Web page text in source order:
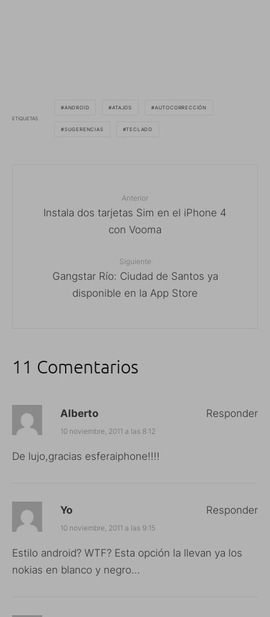
ETIQUETAS
ANDROID ATAJOS AUTOCORRECCIÓN
SUGERENCIAS TECLADO
Anterior
Instala dos tarjetas Sim en el iPhone 4
con Vooma
Siguiente
Gangstar Río: Ciudad de Santos ya
disponible en la App Store
11 Comentarios
Alberto
10 noviembre, 2011 a las 8:12
De lujo,gracias esferaiphone!!!!
Responder
Yo
10 noviembre, 2011 a las 9:15
Estilo android? WTF? Esta opción la llevan ya los
nokias en blanco y negro…
Responder